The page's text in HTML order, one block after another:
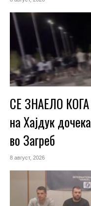
СЕ ЗНАЕЛО
на Хајдук
во Загреб
8 август, 2026